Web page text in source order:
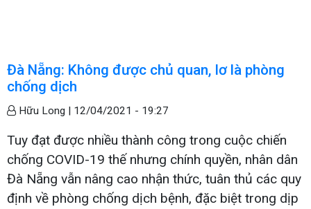
Đà Nẵng: Không được chủ quan, lơ là phòng
chống dịch
Hữu Long | 12/04/2021 - 19:27
Tuy đạt được nhiều thành công trong cuộc chiến
chống COVID-19 thế nhưng chính quyền, nhân dân
Đà Nẵng vẫn nâng cao nhận thức, tuân thủ các quy
định về phòng chống dịch bệnh, đặc biệt trong dịp